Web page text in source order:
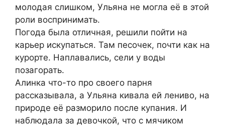
молодая слишком, Ульяна не могла её в этой
роли воспринимать.
Погода была отличная, решили пойти на
карьер искупаться. Там песочек, почти как на
курорте. Наплавались, сели у воды
позагорать.
Алинка что-то про своего парня
рассказывала, а Ульяна кивала ей лениво, на
природе её разморило после купания. И
наблюдала за девочкой, что с мячиком